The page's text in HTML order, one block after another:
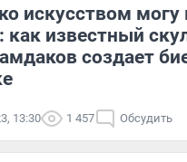
искусством могу
как известный
создает
13:30 1 457 Обсудить